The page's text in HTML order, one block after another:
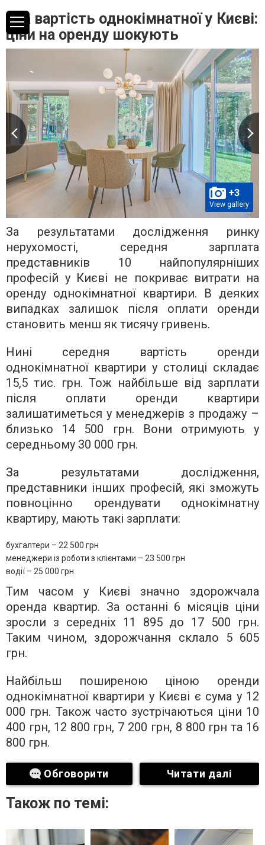
Яка вартість однокімнатної у Києві:
ціни на оренду шокують
+3
View gallery
За результатами дослідження ринку
нерухомості, середня зарплата
представників 10 найпопулярніших
професій у Києві не покриває витрати на
оренду однокімнатної квартири. В деяких
випадках залишок після оплати оренди
становить менш як тисячу гривень.
Нині середня вартість оренди
однокімнатної квартири у столиці складає
15,5 тис. грн. Тож найбільше від зарплати
після оплати оренди квартири
залишатиметься у менеджерів з продажу –
близько 14 500 грн. Вони отримують у
середньому 30 000 грн.
За результатами дослідження,
представники інших професій, які зможуть
повноцінно орендувати однокімнатну
квартиру, мають такі зарплати:
бухгалтери – 22 500 грн
менеджери із роботи з клієнтами – 23 500 грн
водії – 25 000 грн
Тим часом у Києві значно здорожчала
оренда квартир. За останні 6 місяців ціни
зросли з середніх 11 895 до 17 500 грн.
Таким чином, здорожчання склало 5 605
грн.
Найбільш поширеною ціною оренди
однокімнатної квартири у Києві є сума у 12
000 грн. Також часто зустрічаються ціни 10
400 грн, 12 800 грн, 7 200 грн, 8 800 грн та 16
800 грн.
Обговорити Читати далі
Також по темі: